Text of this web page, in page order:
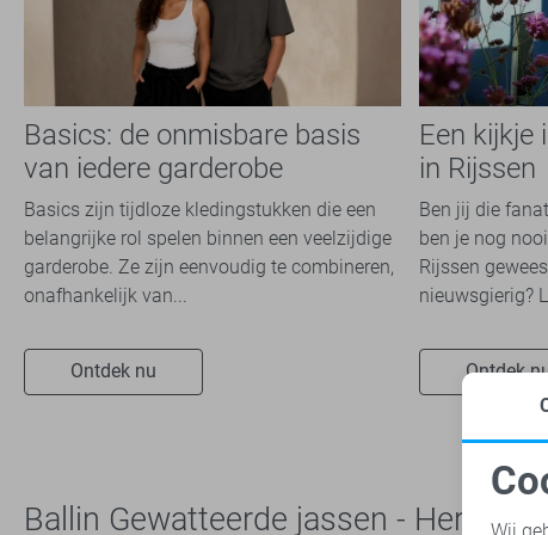
Basics: de onmisbare basis
van iedere garderobe
Basics zijn tijdloze kledingstukken die een
belangrijke rol spelen binnen een veelzijdige
garderobe. Ze zijn eenvoudig te combineren,
onafhankelijk van...
Ontdek nu
Een kijkje
in Rijssen
Ben jij die
ben je nog
Rijssen
nieuwsgierig?
Ontdek
Ballin Gewatteerde jassen - Heren